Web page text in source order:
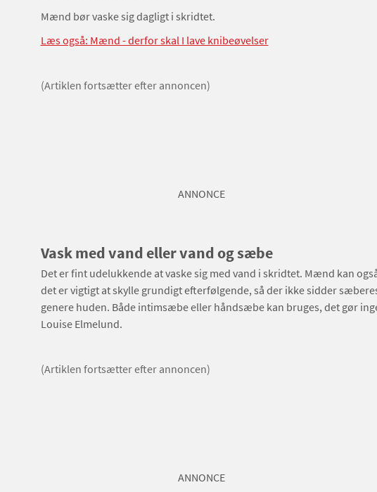
Mænd bør vaske sig dagligt i skridtet.
Læs også: Mænd - derfor skal I lave knibeøvelser
(Artiklen fortsætter efter annoncen)
ANNONCE
Vask med vand eller vand og sæbe
Det er fint udelukkende at vaske sig med vand i skridtet. Mænd kan
det er vigtigt at skylle grundigt efterfølgende, så der ikke sidder
genere huden. Både intimsæbe eller håndsæbe kan bruges, det gør
Louise Elmelund.
(Artiklen fortsætter efter annoncen)
ANNONCE